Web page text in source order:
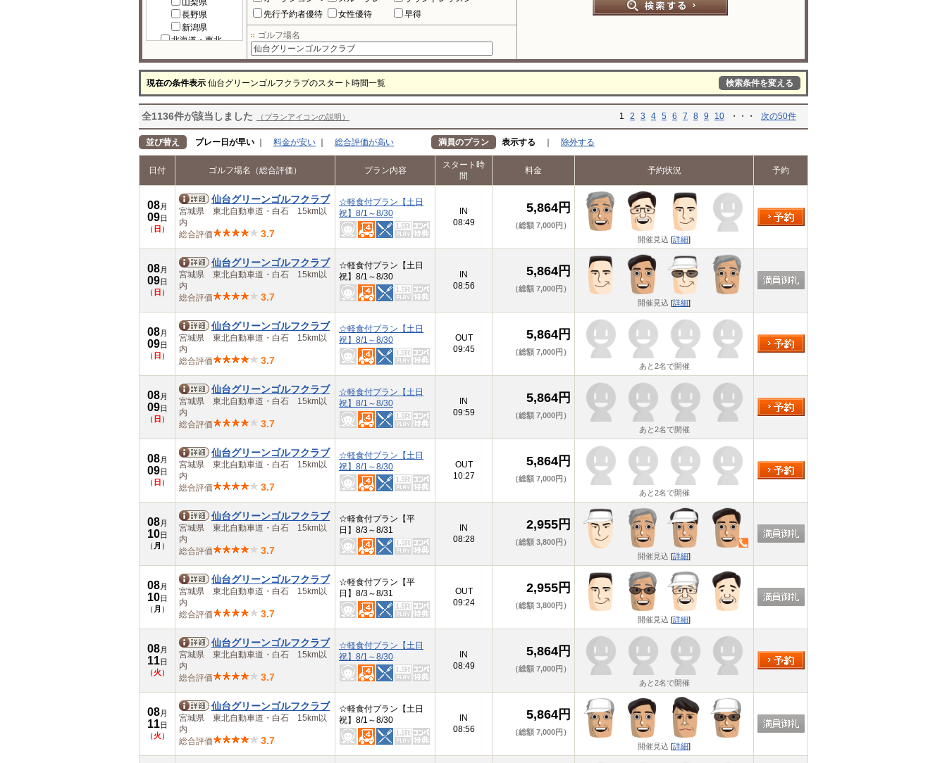
山梨県
長野県
新潟県
北海道・東北
宮城県
福島県
秋田県
青森県
山形県
北陸
富山県
中部
岐阜県
愛知県
三重県
滋賀県
京都府
大阪府
兵庫県
和歌山県
中国
鳥取県
島根県
広島県
山口県
四国
徳島県
愛媛県
高知県
九州・沖縄
福岡県
長崎県
熊本県
大分県
宮崎県
沖縄県
先行予約者優待
女性優待 早得
ゴルフ場名
現在の条件表示 仙台グリーンゴルフクラブのスタート時間一覧 検索条件を変える
全1136件が該当しました （プランアイコンの説明） 1 2 3 4 5 6 7 8 9 10 ・・・ 次の50件
並び替え プレー日が早い 料金が安い 総合評価が高い 満員のプラン 表示する 除外する
日付 ゴルフ場名（総合評価） プラン内容
スタート時
間
料金 予約状況 予約
08月
09日
（ 日）
仙台グリーンゴルフクラブ
宮城県 東北自動車道・白石 15km以
内
総合評価
3.7
☆軽食付プラン【土日
祝】8/1～8/30
IN
08:49
5,864円
（総額 7,000円）
開催見込 [詳細]
08月
09日
（ 日 ）
仙台グリーンゴルフクラブ
宮城県 東北自動車道・白石 15km以
内
総合評価
3.7
☆軽食付プラン【土日
祝】8/1～8/30
IN
08:56
5,864円
（総額 7,000円）
開催見込 [詳細]
08月
09日
（ 日）
仙台グリーンゴルフクラブ
宮城県 東北自動車道・白石 15km以
内
総合評価
3.7
☆軽食付プラン【土日
祝】8/1～8/30
OUT
09:45
5,864円
（総額 7,000円）
あと2名で開催
08月
09日
（ 日 ）
仙台グリーンゴルフクラブ
宮城県 東北自動車道・白石 15km以
内
総合評価
3.7
☆軽食付プラン【土日
祝】8/1～8/30
IN
09:59
5,864円
（総額 7,000円）
あと2名で開催
08月
09日
（ 日）
仙台グリーンゴルフクラブ
宮城県 東北自動車道・白石 15km以
内
総合評価
3.7
☆軽食付プラン【土日
祝】8/1～8/30
OUT
10:27
5,864円
（総額 7,000円）
あと2名で開催
08月
10日
（ 月 ）
仙台グリーンゴルフクラブ
宮城県 東北自動車道・白石 15km以
内
総合評価
3.7
☆軽食付プラン【平
日】8/3～8/31
IN
08:28
2,955円
（総額 3,800円）
開催見込 [詳細]
08月
10日
（ 月 ）
仙台グリーンゴルフクラブ
宮城県 東北自動車道・白石 15km以
内
総合評価
3.7
☆軽食付プラン【平
日】8/3～8/31
OUT
09:24
2,955円
（総額 3,800円）
開催見込 [詳細]
08月
11日
（ 火 ）
仙台グリーンゴルフクラブ
宮城県 東北自動車道・白石 15km以
内
総合評価
3.7
☆軽食付プラン【土日
祝】8/1～8/30
IN
08:49
5,864円
（総額 7,000円）
あと2名で開催
08月
11日
（火）
仙台グリーンゴルフクラブ
宮城県 東北自動車道・白石 15km以
内
総合評価
3.7
☆軽食付プラン【土日
祝】8/1～8/30
IN
08:56
5,864円
（総額 7,000円）
開催見込 [詳細]